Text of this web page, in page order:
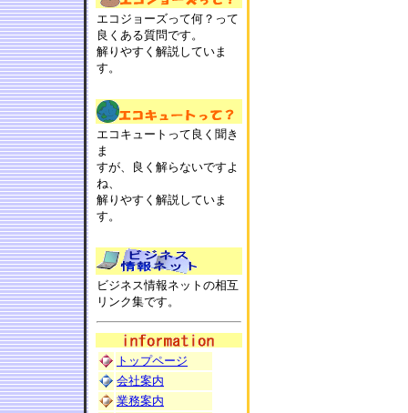
エコジョーズって何？って
良くある質問です。
解りやすく解説していま
す。
エコキュートって良く聞き
ま
すが、良く解らないですよ
ね、
解りやすく解説していま
す。
ビジネス情報ネットの相互
リンク集です。
トップページ
会社案内
業務案内